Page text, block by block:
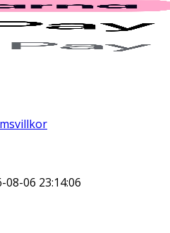
08-06 23:14:06